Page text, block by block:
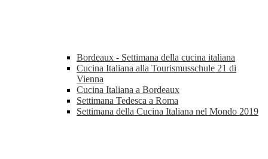
Bordeaux - Settimana della cucina italiana
Cucina Italiana alla Tourismusschule 21 di
Vienna
Cucina Italiana a Bordeaux
Settimana Tedesca a Roma
Settimana della Cucina Italiana nel Mondo 2019